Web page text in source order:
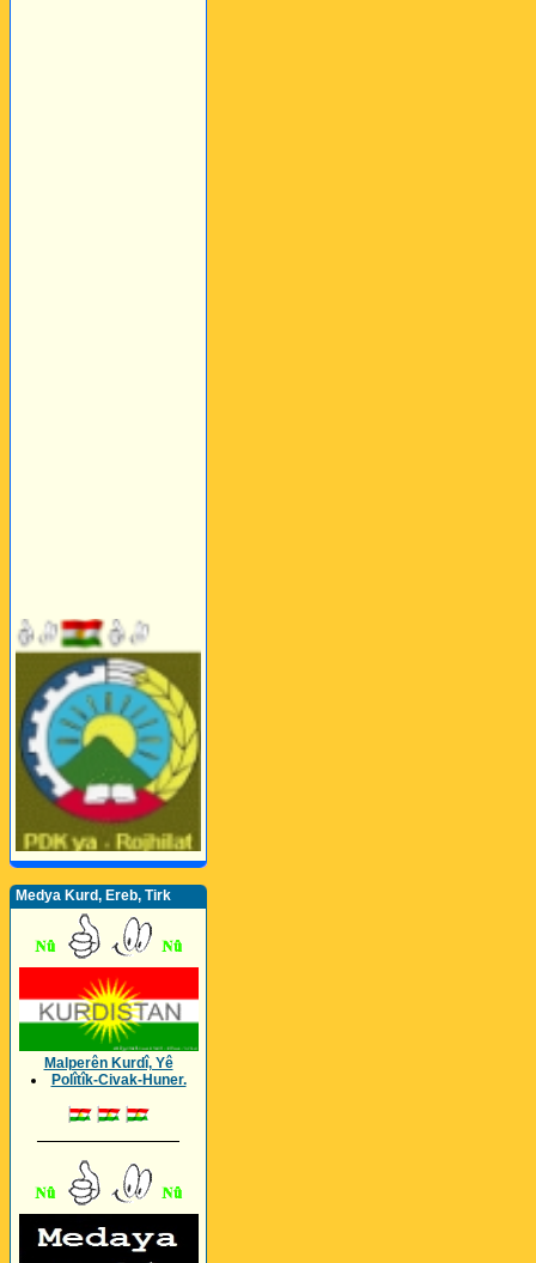
Medya Kurd, Ereb, Tirk
Malperên Kurdî, Yê
Polîtîk-Civak-Huner.